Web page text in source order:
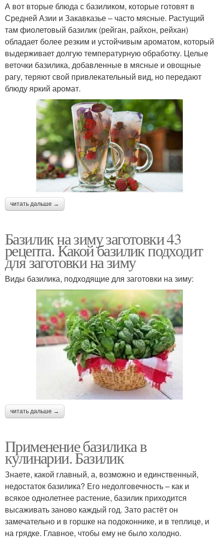
А вот вторые блюда с базиликом, которые готовят в
Средней Азии и Закавказье – часто мясные. Растущий
там фиолетовый базилик (рейган, райхон, рейхан)
обладает более резким и устойчивым ароматом, который
выдерживает долгую температурную обработку. Целые
веточки базилика, добавленные в мясные и овощные
рагу, теряют свой привлекательный вид, но передают
блюду яркий аромат.
читать дальше →
Базилик на зиму заготовки 43
рецепта. Какой базилик подходит
для заготовки на зиму
Виды базилика, подходящие для заготовки на зиму:
читать дальше →
Применение базилика в
кулинарии. Базилик
Знаете, какой главный, а, возможно и единственный,
недостаток базилика? Его недолговечность – как и
всякое однолетнее растение, базилик приходится
высаживать заново каждый год. Зато растёт он
замечательно и в горшке на подоконнике, и в теплице, и
на грядке. Главное, чтобы ему не было холодно.